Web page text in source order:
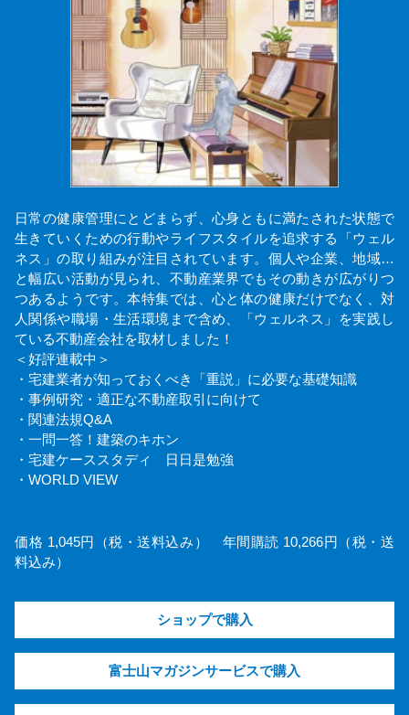
日常の健康管理にとどまらず、心身ともに満たされた状態で
生きていくための行動やライフスタイルを追求する「ウェル
ネス」の取り組みが注目されています。個人や企業、地域…
と幅広い活動が見られ、不動産業界でもその動きが広がりつ
つあるようです。本特集では、心と体の健康だけでなく、対
人関係や職場・生活環境まで含め、「ウェルネス」を実践し
ている不動産会社を取材しました！
＜好評連載中＞
・宅建業者が知っておくべき「重説」に必要な基礎知識
・事例研究・適正な不動産取引に向けて
・関連法規Q&A
・一問一答！建築のキホン
・宅建ケーススタディ 日日是勉強
・WORLD VIEW
価格 1,045円（税・送料込み） 年間購読 10,266円（税・送
料込み）
ショップで購入
富士山マガジンサービスで購入